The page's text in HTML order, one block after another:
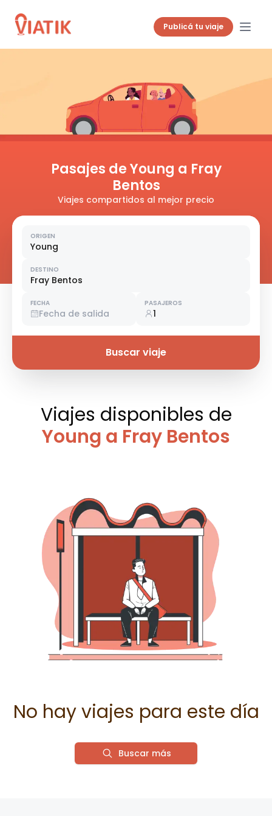
Publicá tu viaje
Pasajes de Young a Fray
Bentos
Viajes compartidos al mejor precio
ORIGEN
Young
DESTINO
Fray Bentos
FECHA
Fecha de salida
PASAJEROS
1
Buscar viaje
Viajes disponibles de
Young a Fray Bentos
No hay viajes para este día
Buscar más